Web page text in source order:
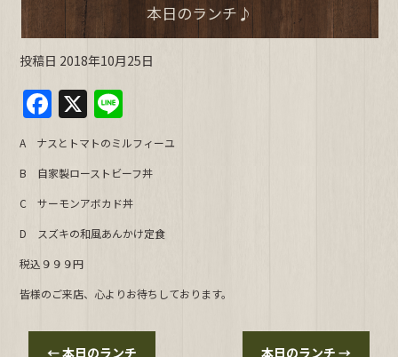
本日のランチ♪
投稿日 2018年10月25日
F
a
c
e
b
o
o
k
X
n
e
A ナスとトマトのミルフィーユ
B 自家製ローストビーフ丼
C サーモンアボカド丼
D スズキの和風あんかけ定食
税込９９９円
皆様のご来店、心よりお待ちしております。
←本日のランチ 本日のランチ →